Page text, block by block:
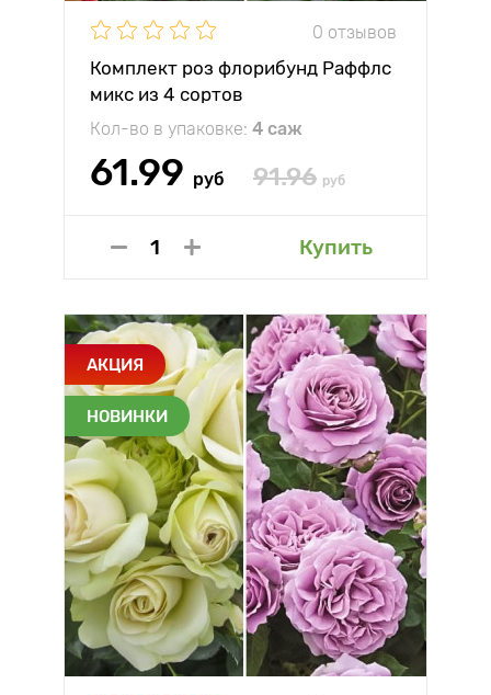
0 отзывов
Комплект роз флорибунд Раффлс
микс из 4 сортов
Кол-во в упаковке: 4 саж
61.99 руб 91.96 руб
Купить
АКЦИЯ
НОВИНКИ